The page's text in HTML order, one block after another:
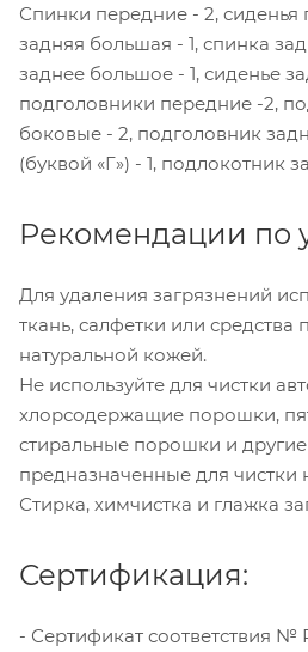
Спинки передние - 2, сиденья
задняя большая - 1, спинка
заднее большое - 1, сиденье
подголовники передние -2,
боковые - 2, подголовник
(буквой «Г») - 1, подлокотник
Рекомендации по
Для удаления загрязнений
ткань, салфетки или средства
натуральной кожей.
Не используйте для чистки
хлорсодержащие порошки,
стиральные порошки и
предназначенные для чистки
Стирка, химчистка и глажка
Сертификация:
- Сертификат соответствия